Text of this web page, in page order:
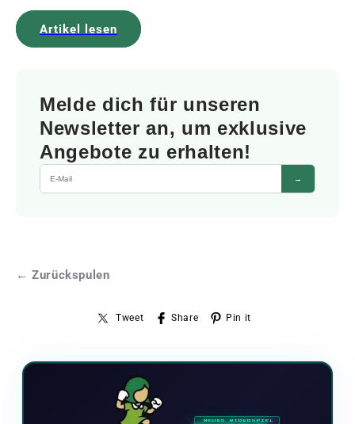
Artikel lesen
Melde dich für unseren
Newsletter an, um exklusive
Angebote zu erhalten!
→
← Zurückspulen
Tweet Share Pin it
NEUES VIDEOSPIEL